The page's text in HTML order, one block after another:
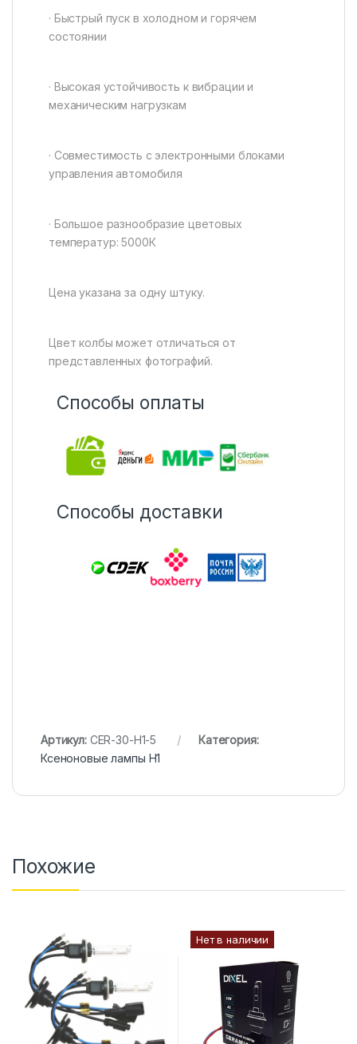
· Быстрый пуск в холодном и горячем
состоянии
· Высокая устойчивость к вибрации и
механическим нагрузкам
· Совместимость с электронными блоками
управления автомобиля
· Большое разнообразие цветовых
температур: 5000К
Цена указана за одну штуку.
Цвет колбы может отличаться от
представленных фотографий.
Способы оплаты
Способы доставки
Артикул: CER-30-H1-5
Категория:
Ксеноновые лампы H1
Похожие
Нет в наличии